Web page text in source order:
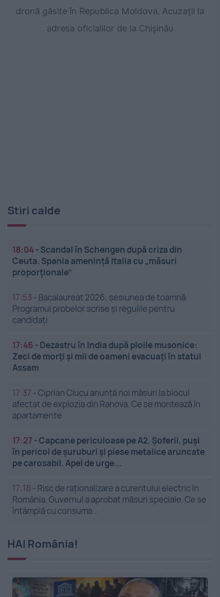
dronă găsite în Republica Moldova. Acuzații la
adresa oficialilor de la Chișinău
Stiri calde
18:04- Scandal în Schengen după criza din
Ceuta. Spania amenință Italia cu „măsuri
proporționale”
17:53 - Bacalaureat 2026, sesiunea de toamnă.
Programul probelor scrise și regulile pentru
candidați
17:46 - Dezastru în India după ploile musonice:
Zeci de morți și mii de oameni evacuați în statul
Assam
17:37 -Ciprian Ciucu anunță noi măsuri la blocul
afectat de explozia din Rahova. Ce se montează în
apartamente
17:27 -Capcane periculoase pe A2. Șoferii, puși
în pericol de șuruburi și piese metalice aruncate
pe carosabil. Apel de urge...
17:18 - Risc de raționalizare a curentului electric în
România. Guvernul a aprobat măsuri speciale. Ce se
întâmplă cu consuma...
HAI România!